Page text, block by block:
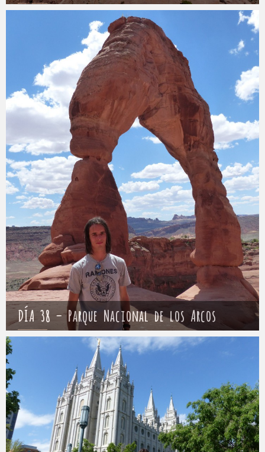
Mathieu 11 mayo 2017
DÍA 38 – Parque Nacional de los Arcos
Mathieu 12 mayo 2017